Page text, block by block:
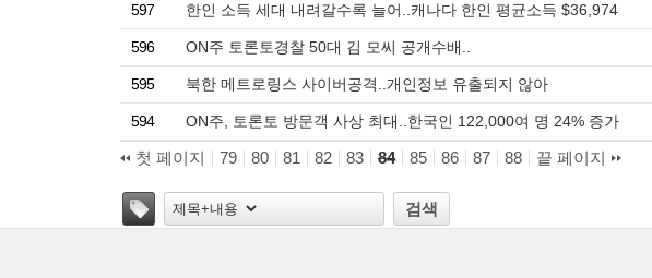
597 한인 소득 세대 내려갈수록 늘어..캐나다 한인 평균소득 $36,974
596 ON주 토론토경찰 50대 김 모씨 공개수배..
595 북한 메트로링스 사이버공격..개인정보 유출되지 않아
594 ON주, 토론토 방문객 사상 최대..한국인 122,000여 명 24% 증가
첫 페이지 79 80 81 82 83 84 85 86 87 88 끝 페이지
검색